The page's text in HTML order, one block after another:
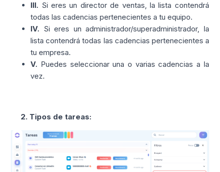
III. Si eres un director de ventas, la lista contendrá
todas las cadencias pertenecientes a tu equipo.
IV. Si eres un administrador/superadministrador, la
lista contendrá todas las cadencias pertenecientes a
tu empresa.
V. Puedes seleccionar una o varias cadencias a la
vez.
2. Tipos de tareas: